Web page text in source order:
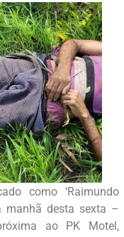
como ‘Raimundo
manhã desta sexta –
ao PK Motel,